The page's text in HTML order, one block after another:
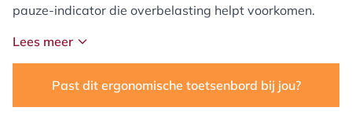
pauze-indicator die overbelasting helpt voorkomen.
Lees meer
Past dit ergonomische toetsenbord bij jou?